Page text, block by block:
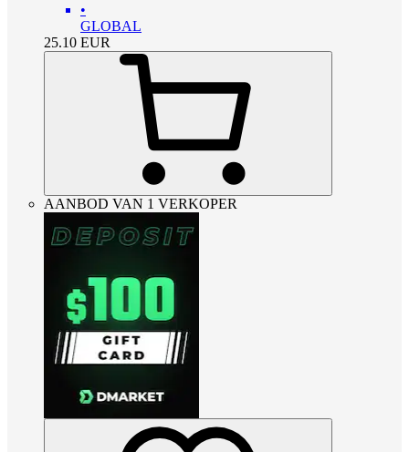
•
GLOBAL
25.10 EUR
AANBOD VAN 1 VERKOPER